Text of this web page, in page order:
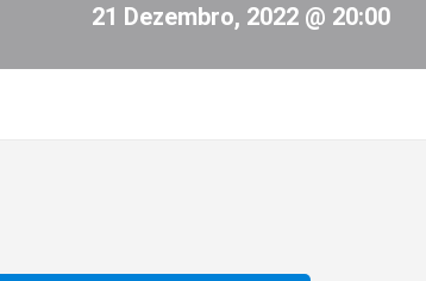
21 Dezembro, 2022 @ 20:00